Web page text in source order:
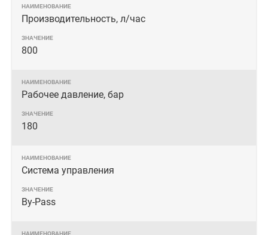
Производительность, л/час
800
Рабочее давление, бар
180
Система управления
By-Pass